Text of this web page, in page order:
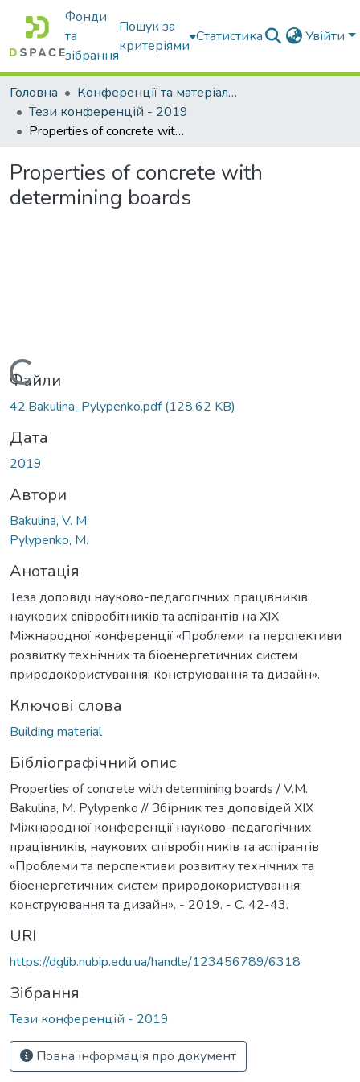
Фонди
та
зібрання
Пошук за
критеріями
Статистика Увійти
Головна
Конференції та матеріали конференцій
Тези конференцій - 2019
Properties of concrete with determining boards
Properties of concrete with
determining boards
Вантажиться...
Файли
42.Bakulina_Pylypenko.pdf(128,62 KB)
Дата
2019
Автори
Bakulina, V. M.
Pylypenko, М.
Анотація
Теза доповіді науково-педагогічних працівників,
наукових співробітників та аспірантів на XIX
Міжнародної конференції «Проблеми та перспективи
розвитку технічних та біоенергетичних систем
природокористування: конструювання та дизайн».
Ключові слова
Building material
Бібліографічний опис
Properties of concrete with determining boards / V.M.
Bakulina, M. Pylypenko // Збірник тез доповідей XIX
Міжнародної конференції науково-педагогічних
працівників, наукових співробітників та аспірантів
«Проблеми та перспективи розвитку технічних та
біоенергетичних систем природокористування:
конструювання та дизайн». - 2019. - С. 42-43.
URI
https://dglib.nubip.edu.ua/handle/123456789/6318
Зібрання
Тези конференцій - 2019
Повна інформація про документ